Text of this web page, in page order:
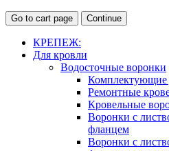
Go to cart page Continue
КРЕПЕЖ:
Для кровли
Водосточные воронки
Комплектующие
Ремонтные
Кровельные
Воронки с
фланцем
Воронки с